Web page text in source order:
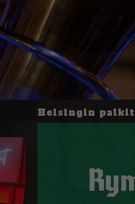
Helsingin